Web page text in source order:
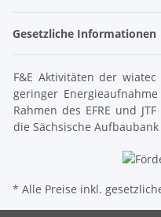
Gesetzliche Informationen
F&E Aktivitäten der
geringer
Rahmen des EFRE und
die Sächsische
* Alle Preise inkl.